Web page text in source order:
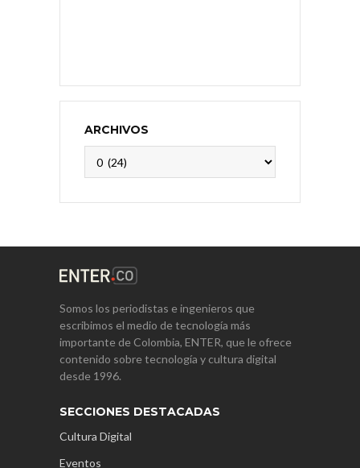
ARCHIVOS
Somos los periodistas e ingenieros que
escribimos el medio de tecnología más
importante de Colombia, ENTER, que le ofrece
contenido sobre tecnología y cultura digital
desde 1996.
SECCIONES DESTACADAS
Cultura Digital
Eventos